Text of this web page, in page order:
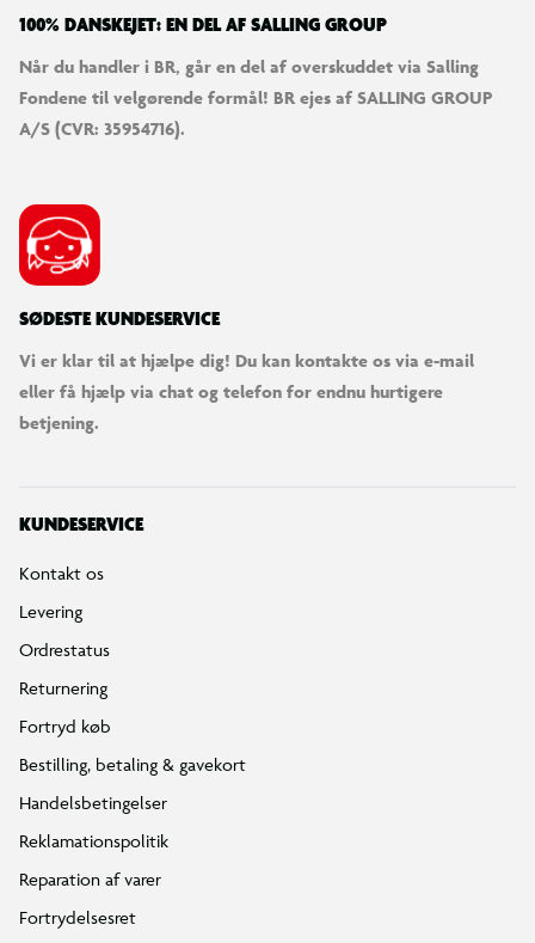
100% DANSKEJET: EN DEL AF SALLING GROUP
Når du handler i BR, går en del af overskuddet via Salling
Fondene til velgørende formål! BR ejes af SALLING GROUP
A/S (CVR: 35954716).
SØDESTE KUNDESERVICE
Vi er klar til at hjælpe dig! Du kan kontakte os via e-mail
eller få hjælp via chat og telefon for endnu hurtigere
betjening.
KUNDESERVICE
Kontakt os
Levering
Ordrestatus
Returnering
Fortryd køb
Bestilling, betaling & gavekort
Handelsbetingelser
Reklamationspolitik
Reparation af varer
Fortrydelsesret